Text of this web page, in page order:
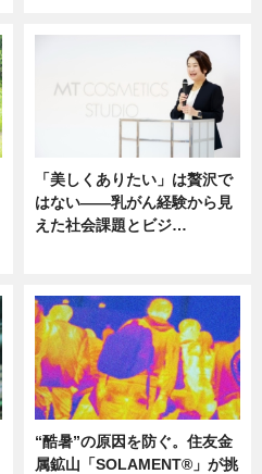
「美しくありたい」は贅沢で
はない――乳がん経験から見
えた社会課題とビジ…
“酷暑”の原因を防ぐ。住友金
属鉱山「SOLAMENT®」が挑